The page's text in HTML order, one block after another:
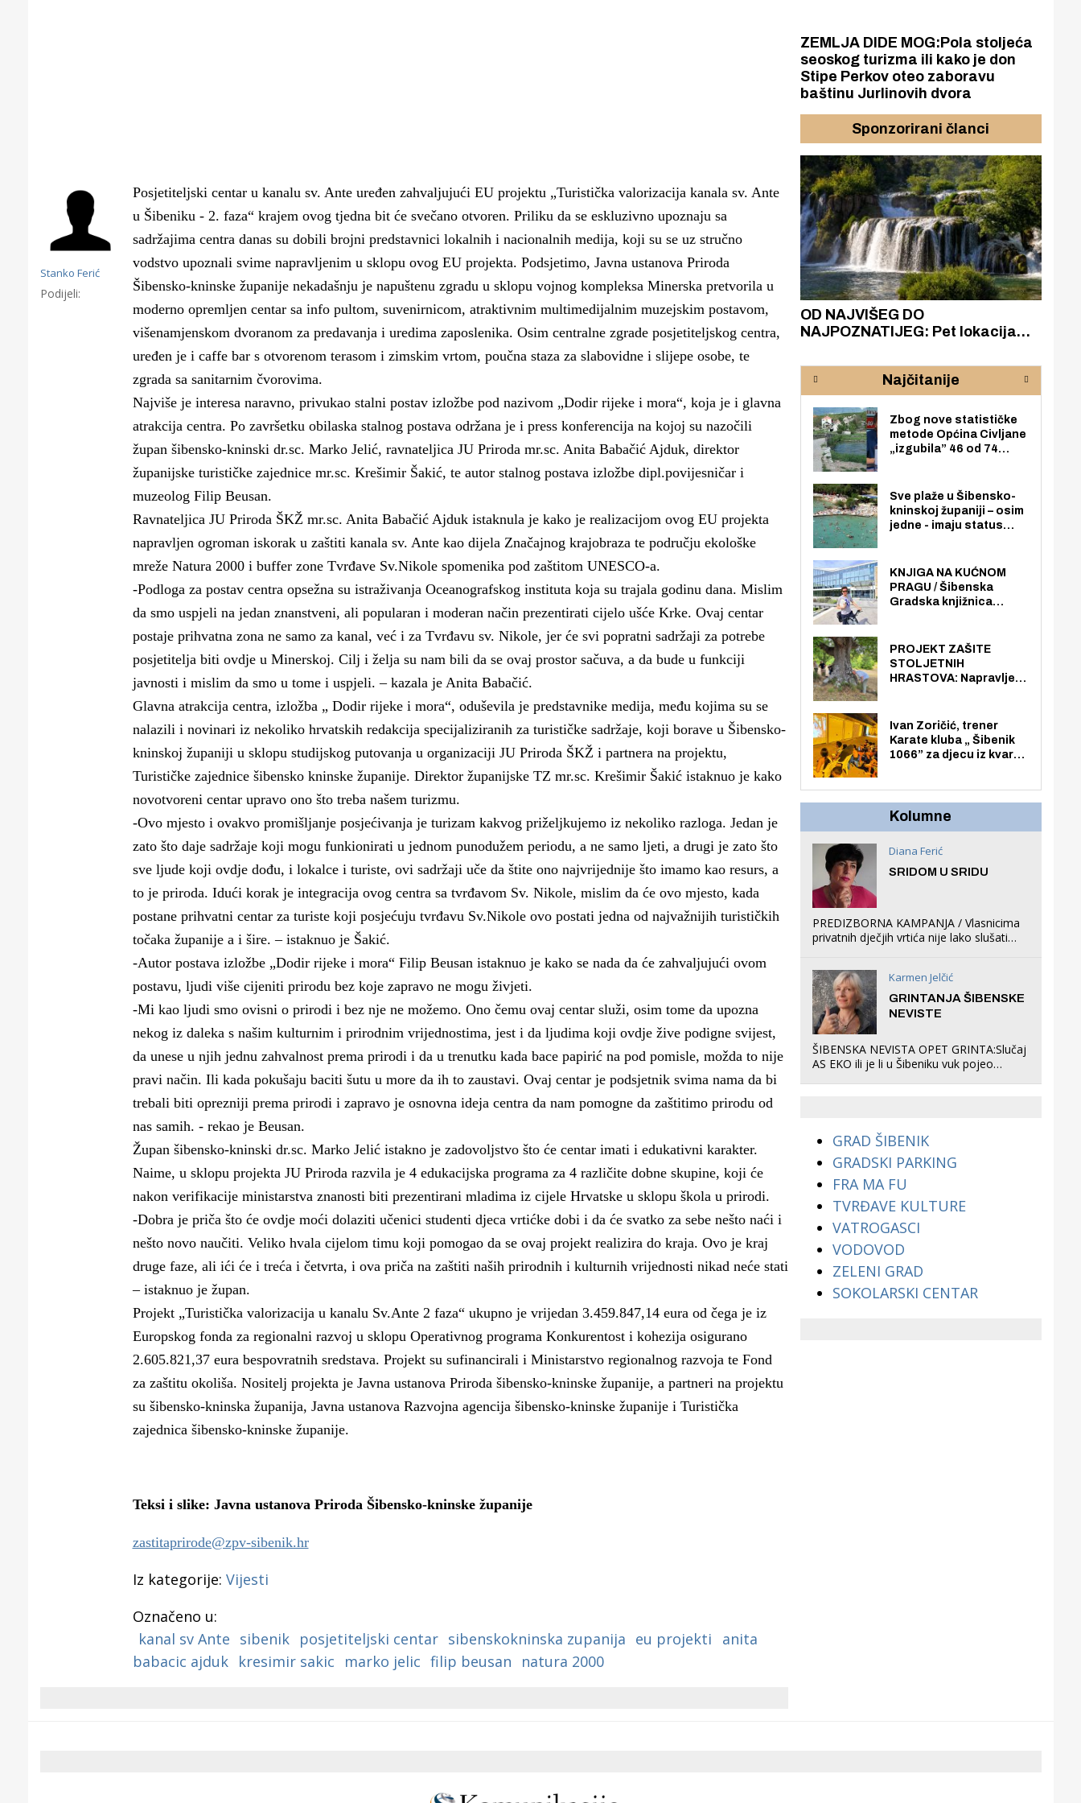
Stanko Ferić
Podijeli:
Posjetiteljski centar u kanalu sv. Ante uređen zahvaljujući EU projektu „Turistička valorizacija kanala sv. Ante
u Šibeniku - 2. faza“ krajem ovog tjedna bit će svečano otvoren. Priliku da se eskluzivno upoznaju sa
sadržajima centra danas su dobili brojni predstavnici lokalnih i nacionalnih medija, koji su se uz stručno
vodstvo upoznali svime napravljenim u sklopu ovog EU projekta. Podsjetimo, Javna ustanova Priroda
Šibensko-kninske županije nekadašnju je napuštenu zgradu u sklopu vojnog kompleksa Minerska pretvorila u
moderno opremljen centar sa info pultom, suvenirnicom, atraktivnim multimedijalnim muzejskim postavom,
višenamjenskom dvoranom za predavanja i uredima zaposlenika. Osim centralne zgrade posjetiteljskog centra,
uređen je i caffe bar s otvorenom terasom i zimskim vrtom, poučna staza za slabovidne i slijepe osobe, te
zgrada sa sanitarnim čvorovima.
Najviše je interesa naravno, privukao stalni postav izložbe pod nazivom „Dodir rijeke i mora“, koja je i glavna
atrakcija centra. Po završetku obilaska stalnog postava održana je i press konferencija na kojoj su nazočili
župan šibensko-kninski dr.sc. Marko Jelić, ravnateljica JU Priroda mr.sc. Anita Babačić Ajduk, direktor
županijske turističke zajednice mr.sc. Krešimir Šakić, te autor stalnog postava izložbe dipl.povijesničar i
muzeolog Filip Beusan.
Ravnateljica JU Priroda ŠKŽ mr.sc. Anita Babačić Ajduk istaknula je kako je realizacijom ovog EU projekta
napravljen ogroman iskorak u zaštiti kanala sv. Ante kao dijela Značajnog krajobraza te području ekološke
mreže Natura 2000 i buffer zone Tvrđave Sv.Nikole spomenika pod zaštitom UNESCO-a.
-Podloga za postav centra opsežna su istraživanja Oceanografskog instituta koja su trajala godinu dana. Mislim
da smo uspjeli na jedan znanstveni, ali popularan i moderan način prezentirati cijelo ušće Krke. Ovaj centar
postaje prihvatna zona ne samo za kanal, već i za Tvrđavu sv. Nikole, jer će svi popratni sadržaji za potrebe
posjetitelja biti ovdje u Minerskoj. Cilj i želja su nam bili da se ovaj prostor sačuva, a da bude u funkciji
javnosti i mislim da smo u tome i uspjeli. – kazala je Anita Babačić.
Glavna atrakcija centra, izložba „ Dodir rijeke i mora“, oduševila je predstavnike medija, među kojima su se
nalazili i novinari iz nekoliko hrvatskih redakcija specijaliziranih za turističke sadržaje, koji borave u Šibensko-
kninskoj županiji u sklopu studijskog putovanja u organizaciji JU Priroda ŠKŽ i partnera na projektu,
Turističke zajednice šibensko kninske županije. Direktor županijske TZ mr.sc. Krešimir Šakić istaknuo je kako
novotvoreni centar upravo ono što treba našem turizmu.
-Ovo mjesto i ovakvo promišljanje posjećivanja je turizam kakvog priželjkujemo iz nekoliko razloga. Jedan je
zato što daje sadržaje koji mogu funkionirati u jednom punodužem periodu, a ne samo ljeti, a drugi je zato što
sve ljude koji ovdje dođu, i lokalce i turiste, ovi sadržaji uče da štite ono najvrijednije što imamo kao resurs, a
to je priroda. Idući korak je integracija ovog centra sa tvrđavom Sv. Nikole, mislim da će ovo mjesto, kada
postane prihvatni centar za turiste koji posjećuju tvrđavu Sv.Nikole ovo postati jedna od najvažnijih turističkih
točaka županije a i šire. – istaknuo je Šakić.
-Autor postava izložbe „Dodir rijeke i mora“ Filip Beusan istaknuo je kako se nada da će zahvaljujući ovom
postavu, ljudi više cijeniti prirodu bez koje zapravo ne mogu živjeti.
-Mi kao ljudi smo ovisni o prirodi i bez nje ne možemo. Ono čemu ovaj centar služi, osim tome da upozna
nekog iz daleka s našim kulturnim i prirodnim vrijednostima, jest i da ljudima koji ovdje žive podigne svijest,
da unese u njih jednu zahvalnost prema prirodi i da u trenutku kada bace papirić na pod pomisle, možda to nije
pravi način. Ili kada pokušaju baciti šutu u more da ih to zaustavi. Ovaj centar je podsjetnik svima nama da bi
trebali biti oprezniji prema prirodi i zapravo je osnovna ideja centra da nam pomogne da zaštitimo prirodu od
nas samih. - rekao je Beusan.
Župan šibensko-kninski dr.sc. Marko Jelić istakno je zadovoljstvo što će centar imati i edukativni karakter.
Naime, u sklopu projekta JU Priroda razvila je 4 edukacijska programa za 4 različite dobne skupine, koji će
nakon verifikacije ministarstva znanosti biti prezentirani mladima iz cijele Hrvatske u sklopu škola u prirodi.
-Dobra je priča što će ovdje moći dolaziti učenici studenti djeca vrtićke dobi i da će svatko za sebe nešto naći i
nešto novo naučiti. Veliko hvala cijelom timu koji pomogao da se ovaj projekt realizira do kraja. Ovo je kraj
druge faze, ali ići će i treća i četvrta, i ova priča na zaštiti naših prirodnih i kulturnih vrijednosti nikad neće stati
– istaknuo je župan.
Projekt „Turistička valorizacija u kanalu Sv.Ante 2 faza“ ukupno je vrijedan 3.459.847,14 eura od čega je iz
Europskog fonda za regionalni razvoj u sklopu Operativnog programa Konkurentost i kohezija osigurano
2.605.821,37 eura bespovratnih sredstava. Projekt su sufinancirali i Ministarstvo regionalnog razvoja te Fond
za zaštitu okoliša. Nositelj projekta je Javna ustanova Priroda šibensko-kninske županije, a partneri na projektu
su šibensko-kninska županija, Javna ustanova Razvojna agencija šibensko-kninske županije i Turistička
zajednica šibensko-kninske županije.
Teksi i slike: Javna ustanova Priroda Šibensko-kninske županije
zastitaprirode@zpv-sibenik.hr
Iz kategorije: Vijesti
Označeno u:
kanal sv Ante sibenik posjetiteljski centar sibenskokninska zupanija eu projekti
anita
babacic ajduk
kresimir sakic marko jelic filip beusan natura 2000
ZEMLJA DIDE MOG:Pola stoljeća
seoskog turizma ili kako je don
Stipe Perkov oteo zaboravu
baštinu Jurlinovih dvora
Sponzorirani članci
Gornji tok Krke iz prve ruke -
Otkrijte hostel Titius u
edukativnom kampusu NP Krka u
Puljanima
Šibenik spreman za dolazak
električnih autobusa: izgrađeno
12 punionica na kolodvoru
OD NAJVIŠEG DO
NAJPOZNATIJEG: Pet lokacija
rijeke Krke
Najčitanije
Zbog nove statističke
metode Općina Civljane
„izgubila” 46 od 74
nego radno sposobnih
osoba među svojih 170
stanovnika.
Sve plaže u Šibensko-
kninskoj županiji – osim
jedne - imaju status
općoj upotrebi. Pristup
je slobodan i besplatan
za sve građane i
KNJIGA NA KUĆNOM
PRAGU / Šibenska
Gradska knjižnica
knjiga na kućnu adresu
električnim biciklom.
PROJEKT ZAŠITE
STOLJETNIH
HRASTOVA: Napravljen
Zmajevac
Ivan Zoričić, trener
Karate kluba „ Šibenik
1066” za djecu iz kvarta
organizirao dječje
Kolumne
Diana Ferić
SRIDOM U SRIDU
PREDIZBORNA KAMPANJA / Vlasnicima
privatnih dječjih vrtića nije lako slušati
što oni rade u Šibeniku ne postoji
Karmen Jelčić
GRINTANJA ŠIBENSKE
NEVISTE
ŠIBENSKA NEVISTA OPET GRINTA:Slučaj
AS EKO ili je li u Šibeniku vuk pojeo
GRAD ŠIBENIK
GRADSKI PARKING
FRA MA FU
TVRĐAVE KULTURE
VATROGASCI
VODOVOD
ZELENI GRAD
SOKOLARSKI CENTAR